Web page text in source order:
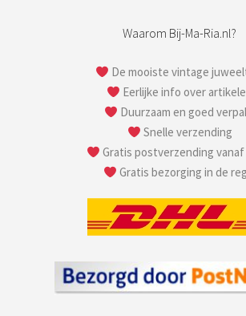
Waarom Bij-Ma-Ria.nl?
De mooiste vintage
Eerlijke info over
Duurzaam en goed
Snelle verzending
Gratis postverzending vanaf
Gratis bezorging in de